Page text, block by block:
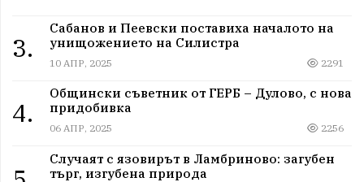
3.
Сабанов и Пеевски поставиха началото на
унищожението на Силистра
10 АПР, 2025 2291
4.
Общински съветник от ГЕРБ – Дулово, с нова
придобивка
06 АПР, 2025 2256
Случаят с язовирът в Ламбриново: загубен
търг, изгубена природа